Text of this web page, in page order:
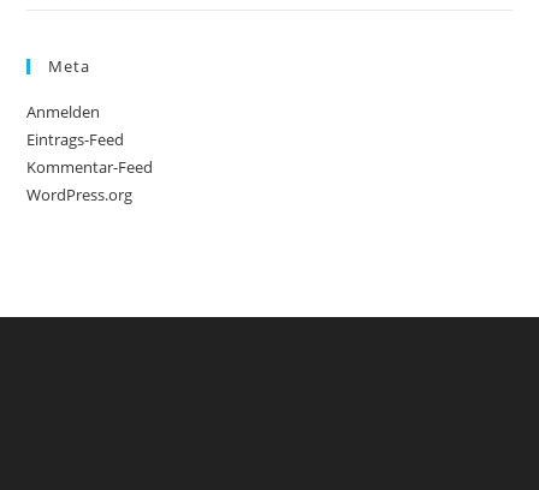
Meta
Anmelden
Eintrags-Feed
Kommentar-Feed
WordPress.org